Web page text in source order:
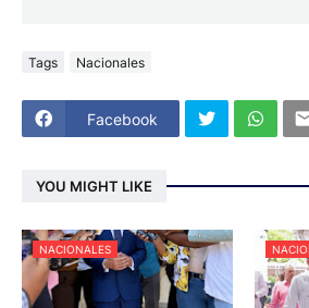
Tags Nacionales
Facebook
YOU MIGHT LIKE
NACIONALES